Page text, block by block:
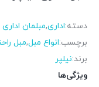
دسته:اداری,مبلمان اداری
برچسب:انواع مبل,مبل
برند:نیلپر
ویژگی‌ها